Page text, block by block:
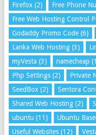
Firefox(2) Free Phone
Free Web Hosting Control
Godaddy Promo Code(6)
Lanka Web Hosting(3)
myVesta (3) namecheap
Php Settings(2) Private
SeedBox(2) Sentora
Shared Web Hosting(2)
ubuntu (11) Ubuntu
Useful Websites(12)